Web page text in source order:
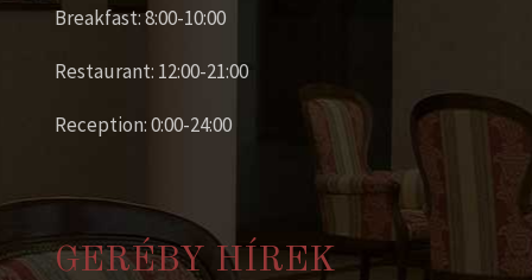
Breakfast: 8:00-10:00
Restaurant: 12:00-21:00
Reception: 0:00-24:00
GERÉBY HÍREK